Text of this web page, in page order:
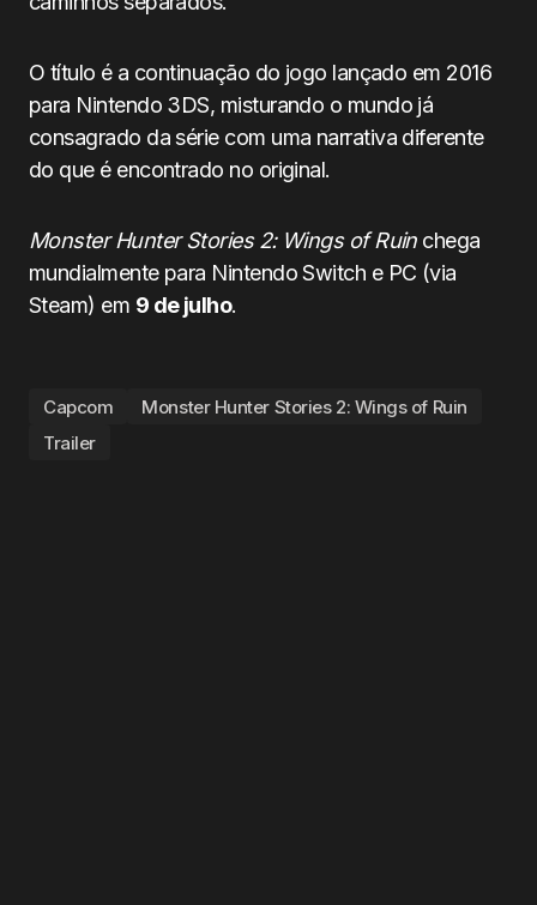
O título é a continuação do jogo lançado em 2016
para Nintendo 3DS, misturando o mundo já
consagrado da série com uma narrativa diferente
do que é encontrado no original.
Monster Hunter Stories 2: Wings of Ruinchega
mundialmente para Nintendo Switch e PC (via
Steam) em 9 de julho.
Capcom
Monster Hunter Stories 2: Wings of Ruin
Trailer